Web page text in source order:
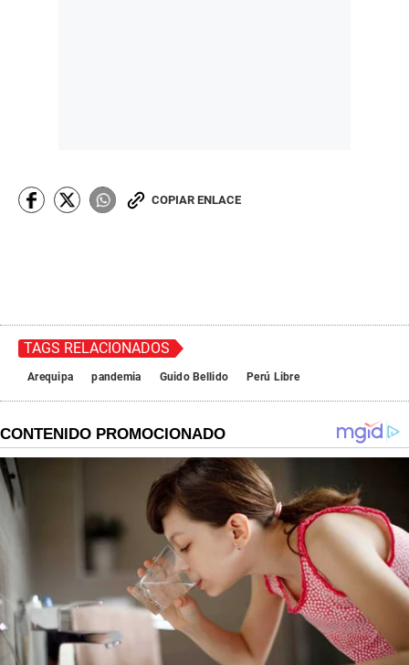
COPIAR ENLACE
TAGS RELACIONADOS
Arequipa pandemia Guido Bellido Perú Libre